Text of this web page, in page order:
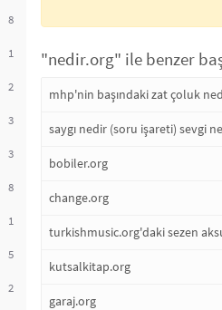
8
1
2
3
3
8
1
5
2
"nedir.org" ile benzer
mhp'nin başındaki zat çoluk
saygı nedir (soru işareti) sevgi
bobiler.org
change.org
turkishmusic.org'daki sezen
kutsalkitap.org
garaj.org